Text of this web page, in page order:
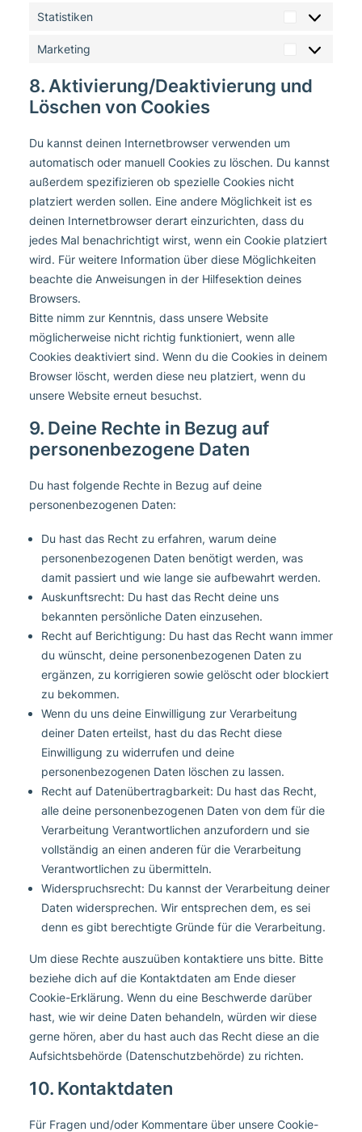
Statistiken Statistiken
Marketing Marketing
8. Aktivierung/Deaktivierung und
Löschen von Cookies
Du kannst deinen Internetbrowser verwenden um
automatisch oder manuell Cookies zu löschen. Du kannst
außerdem spezifizieren ob spezielle Cookies nicht
platziert werden sollen. Eine andere Möglichkeit ist es
deinen Internetbrowser derart einzurichten, dass du
jedes Mal benachrichtigt wirst, wenn ein Cookie platziert
wird. Für weitere Information über diese Möglichkeiten
beachte die Anweisungen in der Hilfesektion deines
Browsers.
Bitte nimm zur Kenntnis, dass unsere Website
möglicherweise nicht richtig funktioniert, wenn alle
Cookies deaktiviert sind. Wenn du die Cookies in deinem
Browser löscht, werden diese neu platziert, wenn du
unsere Website erneut besuchst.
9. Deine Rechte in Bezug auf
personenbezogene Daten
Du hast folgende Rechte in Bezug auf deine
personenbezogenen Daten:
Du hast das Recht zu erfahren, warum deine
personenbezogenen Daten benötigt werden, was
damit passiert und wie lange sie aufbewahrt werden.
Auskunftsrecht: Du hast das Recht deine uns
bekannten persönliche Daten einzusehen.
Recht auf Berichtigung: Du hast das Recht wann immer
du wünscht, deine personenbezogenen Daten zu
ergänzen, zu korrigieren sowie gelöscht oder blockiert
zu bekommen.
Wenn du uns deine Einwilligung zur Verarbeitung
deiner Daten erteilst, hast du das Recht diese
Einwilligung zu widerrufen und deine
personenbezogenen Daten löschen zu lassen.
Recht auf Datenübertragbarkeit: Du hast das Recht,
alle deine personenbezogenen Daten von dem für die
Verarbeitung Verantwortlichen anzufordern und sie
vollständig an einen anderen für die Verarbeitung
Verantwortlichen zu übermitteln.
Widerspruchsrecht: Du kannst der Verarbeitung deiner
Daten widersprechen. Wir entsprechen dem, es sei
denn es gibt berechtigte Gründe für die Verarbeitung.
Um diese Rechte auszuüben kontaktiere uns bitte. Bitte
beziehe dich auf die Kontaktdaten am Ende dieser
Cookie-Erklärung. Wenn du eine Beschwerde darüber
hast, wie wir deine Daten behandeln, würden wir diese
gerne hören, aber du hast auch das Recht diese an die
Aufsichtsbehörde (Datenschutzbehörde) zu richten.
10. Kontaktdaten
Für Fragen und/oder Kommentare über unsere Cookie-